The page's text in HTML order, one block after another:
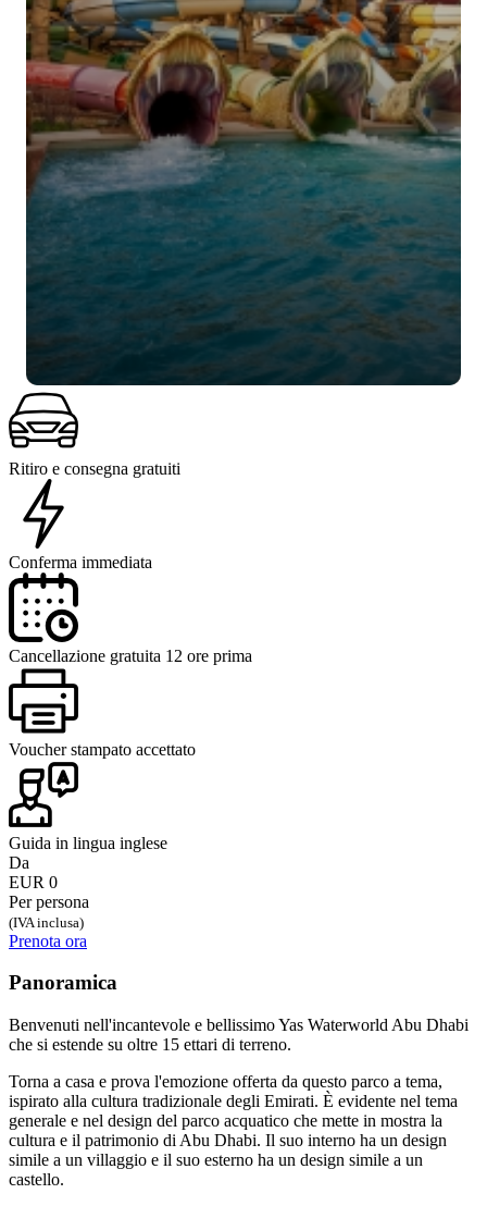
Ritiro e consegna gratuiti
Conferma immediata
Cancellazione gratuita 12 ore prima
Voucher stampato accettato
Guida in lingua inglese
Da
EUR 0
Per persona
(IVA inclusa)
Prenota ora
Panoramica
Benvenuti nell'incantevole e bellissimo Yas Waterworld Abu Dhabi
che si estende su oltre 15 ettari di terreno.
Torna a casa e prova l'emozione offerta da questo parco a tema,
ispirato alla cultura tradizionale degli Emirati. È evidente nel tema
generale e nel design del parco acquatico che mette in mostra la
cultura e il patrimonio di Abu Dhabi. Il suo interno ha un design
simile a un villaggio e il suo esterno ha un design simile a un
castello.